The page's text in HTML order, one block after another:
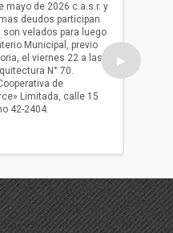
mayo de 2026 c.a.s.r. y
deudos participan
velados para luego
Municipal, previo
el viernes 22 a las
N° 70.
de
Limitada, calle 15
42-2404.
ser
oficio
▶